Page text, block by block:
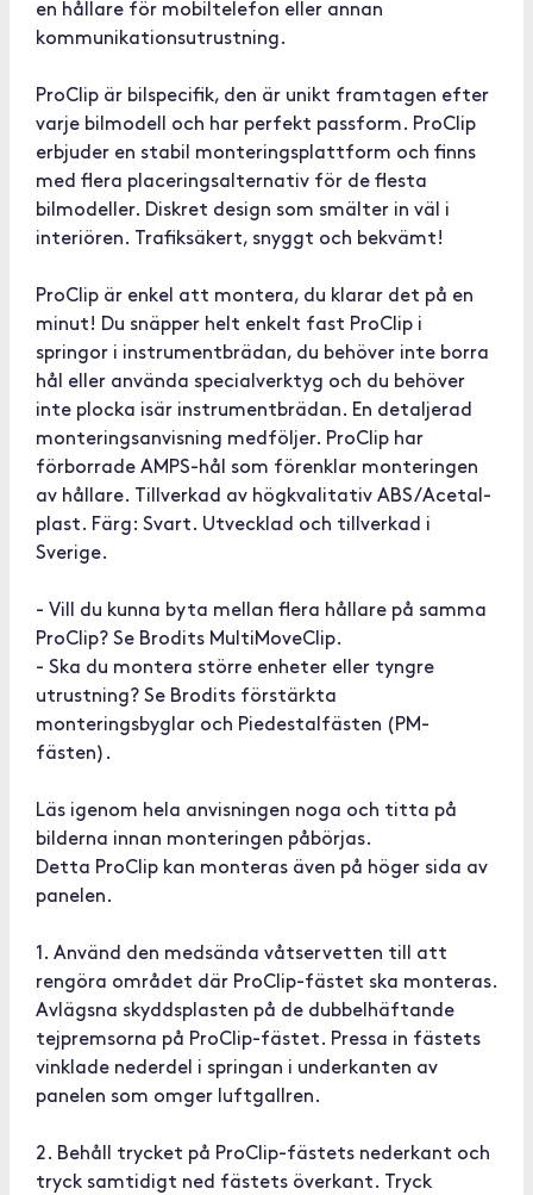
en hållare för mobiltelefon eller annan
kommunikationsutrustning.
ProClip är bilspecifik, den är unikt framtagen efter
varje bilmodell och har perfekt passform. ProClip
erbjuder en stabil monteringsplattform och finns
med flera placeringsalternativ för de flesta
bilmodeller. Diskret design som smälter in väl i
interiören. Trafiksäkert, snyggt och bekvämt!
ProClip är enkel att montera, du klarar det på en
minut! Du snäpper helt enkelt fast ProClip i
springor i instrumentbrädan, du behöver inte borra
hål eller använda specialverktyg och du behöver
inte plocka isär instrumentbrädan. En detaljerad
monteringsanvisning medföljer. ProClip har
förborrade AMPS-hål som förenklar monteringen
av hållare. Tillverkad av högkvalitativ ABS/Acetal-
plast. Färg: Svart. Utvecklad och tillverkad i
Sverige.
- Vill du kunna byta mellan flera hållare på samma
ProClip? Se Brodits MultiMoveClip.
- Ska du montera större enheter eller tyngre
utrustning? Se Brodits förstärkta
monteringsbyglar och Piedestalfästen (PM-
fästen).
Läs igenom hela anvisningen noga och titta på
bilderna innan monteringen påbörjas.
Detta ProClip kan monteras även på höger sida av
panelen.
1. Använd den medsända våtservetten till att
rengöra området där ProClip-fästet ska monteras.
Avlägsna skyddsplasten på de dubbelhäftande
tejpremsorna på ProClip-fästet. Pressa in fästets
vinklade nederdel i springan i underkanten av
panelen som omger luftgallren.
2. Behåll trycket på ProClip-fästets nederkant och
tryck samtidigt ned fästets överkant. Tryck